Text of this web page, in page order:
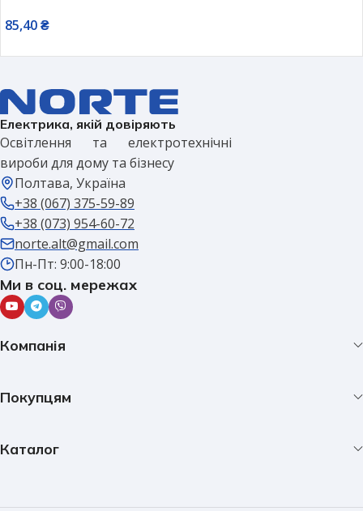
85,40₴
Електрика, якій довіряють
Освітлення та електротехнічні
вироби для дому та бізнесу
Полтава, Україна
+38 (067) 375-59-89
+38 (073) 954-60-72
norte.alt@gmail.com
Пн-Пт: 9:00-18:00
Ми в соц. мережах
Компанія
Покупцям
Каталог